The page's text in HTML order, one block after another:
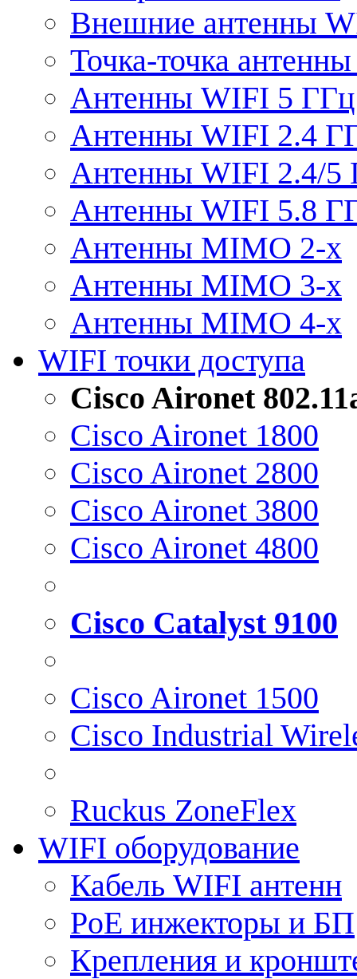
Внешние антенны
Точка-точка
Антенны WIFI 5 ГГц
Антенны WIFI 2.4
Антенны WIFI 2.4/5
Антенны WIFI 5.8
Антенны MIMO 2-x
Антенны MIMO 3-x
Антенны MIMO 4-x
WIFI точки доступа
Cisco Aironet
Cisco Aironet 1800
Cisco Aironet 2800
Cisco Aironet 3800
Cisco Aironet 4800
Cisco Catalyst 9100
Cisco Aironet 1500
Cisco Industrial
Ruckus ZoneFlex
WIFI оборудование
Кабель WIFI антенн
PoE инжекторы и БП
Крепления и